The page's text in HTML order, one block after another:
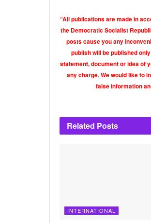
“All publications are made in
the Democratic Socialist
posts cause you any
publish will be published
statement, document or idea of
any charge. We would like to
false information
Related Posts
INTERNATIONAL